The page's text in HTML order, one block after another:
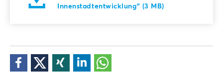
Innenstadtentwicklung" (3 MB)